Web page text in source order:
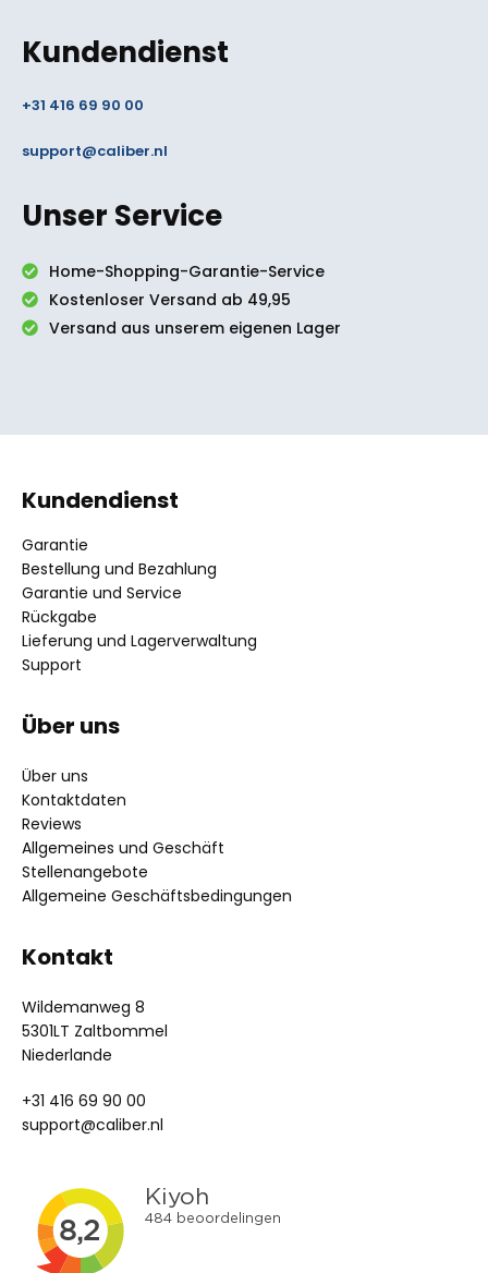
Kundendienst
+31 416 69 90 00
support@caliber.nl
Unser Service
Home-Shopping-Garantie-Service
Kostenloser Versand ab 49,95
Versand aus unserem eigenen Lager
Kundendienst
Garantie
Bestellung und Bezahlung
Garantie und Service
Rückgabe
Lieferung und Lagerverwaltung
Support
Über uns
Über uns
Kontaktdaten
Reviews
Allgemeines und Geschäft
Stellenangebote
Allgemeine Geschäftsbedingungen
Kontakt
Wildemanweg 8
5301LT Zaltbommel
Niederlande
+31 416 69 90 00
support@caliber.nl